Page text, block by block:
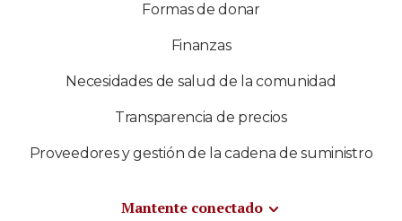
Formas de donar
Finanzas
Necesidades de salud de la comunidad
Transparencia de precios
Proveedores y gestión de la cadena de suministro
Mantente conectado